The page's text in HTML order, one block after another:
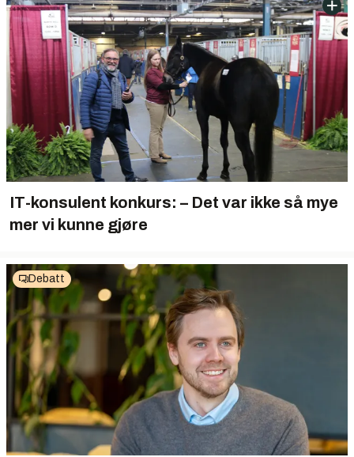
IT-konsulent konkurs: – Det var ikke så mye
mer vi kunne gjøre
Debatt